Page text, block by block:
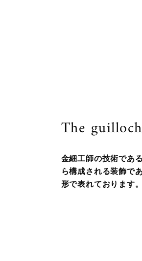
The
金細工師の技術であ
ら構成される装飾で
形で表れております。